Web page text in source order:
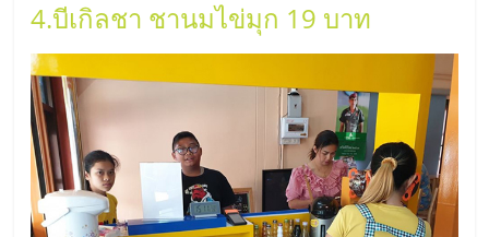
แฟ
ไชส์,
ศูนย์
รวม
แฟ
รน
ไชส์
พร้อม
4.บีเกิลชา ชานมไข่มุก 19 บาท